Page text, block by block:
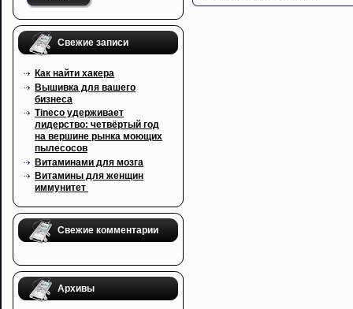
Свежие записи
Как найти хакера
Вышивка для вашего
бизнеса
Tineco удерживает
лидерство: четвёртый год
на вершине рынка моющих
пылесосов
Витаминами для мозга
Витамины для женщин
иммунитет
Свежие комментарии
Архивы